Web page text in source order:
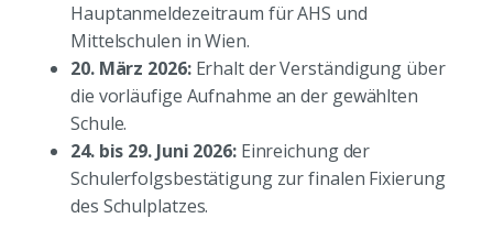
Hauptanmeldezeitraum für AHS und
Mittelschulen in Wien.
20. März 2026:Erhalt der Verständigung über
die vorläufige Aufnahme an der gewählten
Schule.
24. bis 29. Juni 2026:Einreichung der
Schulerfolgsbestätigung zur finalen Fixierung
des Schulplatzes.